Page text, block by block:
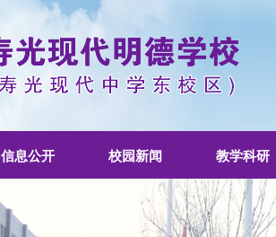
信息公开 校园新闻 教学科研